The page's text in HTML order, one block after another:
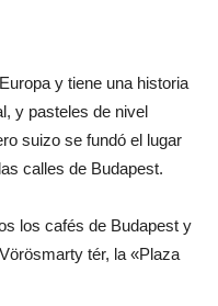
y tiene una historia
y pasteles de nivel
suizo se fundó el lugar
calles de Budapest.
los cafés de Budapest y
tér, la «Plaza